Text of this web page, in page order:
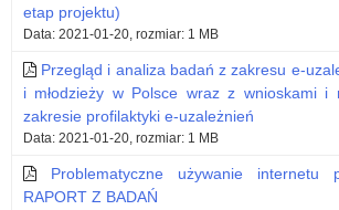
etap projektu)
Data: 2021-01-20, rozmiar: 1 MB
Przegląd i analiza badań z zakresu e-
i młodzieży w Polsce wraz z wnioskami i
zakresie profilaktyki e-uzależnień
Data: 2021-01-20, rozmiar: 1 MB
Problematyczne używanie internetu
RAPORT Z BADAŃ